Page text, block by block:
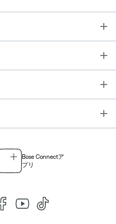
Bose Connectア
プリ